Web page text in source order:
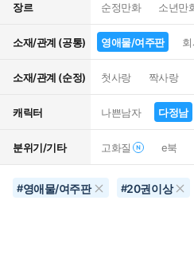
장르 순정만화 소년만
소재/관계 (공통) 영애물/여주판
소재/관계 (순정) 첫사랑 짝사랑
캐릭터 나쁜남자 다정남
분위기/기타 고화질 e북
#영애물/여주판 #20권이상